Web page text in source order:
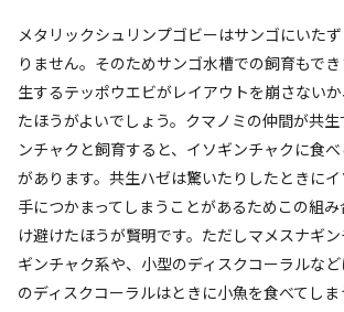
メタリックシュリンプゴビーはサンゴにいた
りません。そのためサンゴ水槽での飼育もで
生するテッポウエビがレイアウトを崩さない
たほうがよいでしょう。クマノミの仲間が共
ンチャクと飼育すると、イソギンチャクに食
があります。共生ハゼは驚いたりしたときに
手につかまってしまうことがあるためこの組
け避けたほうが賢明です。ただしマメスナギ
ギンチャク系や、小型のディスクコーラルな
のディスクコーラルはときに小魚を食べてし